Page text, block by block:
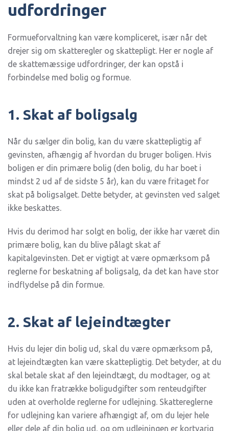
udfordringer
Formueforvaltning kan være kompliceret, især når det
drejer sig om skatteregler og skattepligt. Her er nogle af
de skattemæssige udfordringer, der kan opstå i
forbindelse med bolig og formue.
1. Skat af boligsalg
Når du sælger din bolig, kan du være skattepligtig af
gevinsten, afhængig af hvordan du bruger boligen. Hvis
boligen er din primære bolig (den bolig, du har boet i
mindst 2 ud af de sidste 5 år), kan du være fritaget for
skat på boligsalget. Dette betyder, at gevinsten ved salget
ikke beskattes.
Hvis du derimod har solgt en bolig, der ikke har været din
primære bolig, kan du blive pålagt skat af
kapitalgevinsten. Det er vigtigt at være opmærksom på
reglerne for beskatning af boligsalg, da det kan have stor
indflydelse på din formue.
2. Skat af lejeindtægter
Hvis du lejer din bolig ud, skal du være opmærksom på,
at lejeindtægten kan være skattepligtig. Det betyder, at du
skal betale skat af den lejeindtægt, du modtager, og at
du ikke kan fratrække boligudgifter som renteudgifter
uden at overholde reglerne for udlejning. Skattereglerne
for udlejning kan variere afhængigt af, om du lejer hele
eller dele af din bolig ud, og om udlejningen er kortvarig